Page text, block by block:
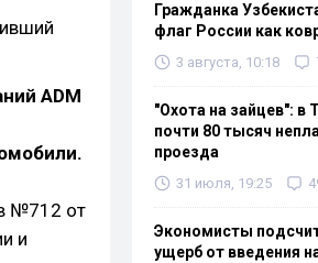
ADM
№712 от
и
Гражданка
флаг России как
3 августа, 10:18
"Охота на зайцев": в
почти 80 тысяч
проезда
31 июля, 19:25
Экономисты
ущерб от введения